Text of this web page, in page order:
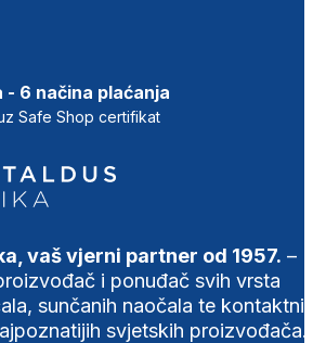
- 6 načina plaćanja
Safe Shop certifikat
vaš vjerni partner od 1957. –
i ponuđač svih vrsta
sunčanih naočala te
svjetskih proizvođača.